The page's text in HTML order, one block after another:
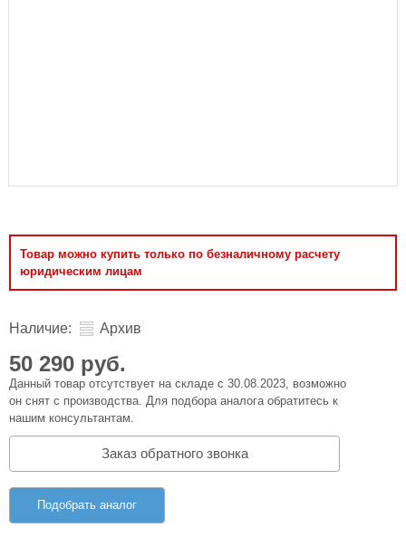
Товар можно купить только по безналичному расчету
юридическим лицам
Наличие: Архив
50 290 руб.
Данный товар отсутствует на складе с 30.08.2023, возможно
он снят с производства. Для подбора аналога обратитесь к
нашим консультантам.
Заказ обратного звонка
Подобрать аналог